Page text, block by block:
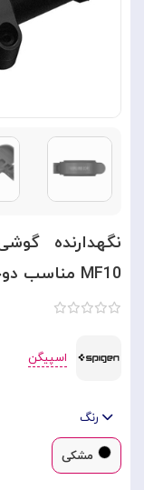
MF10 مناسب دوچرخه
اسپیگن
رنگ
مشکی